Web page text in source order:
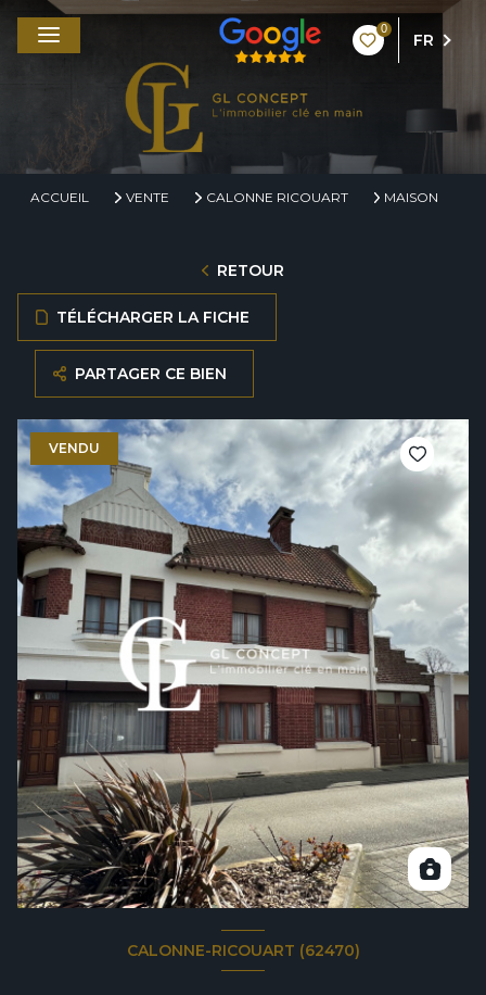
0
FR
ACCUEIL VENTE CALONNE RICOUART MAISON
RETOUR
TÉLÉCHARGER LA FICHE
PARTAGER CE BIEN
VENDU
CALONNE-RICOUART (62470)